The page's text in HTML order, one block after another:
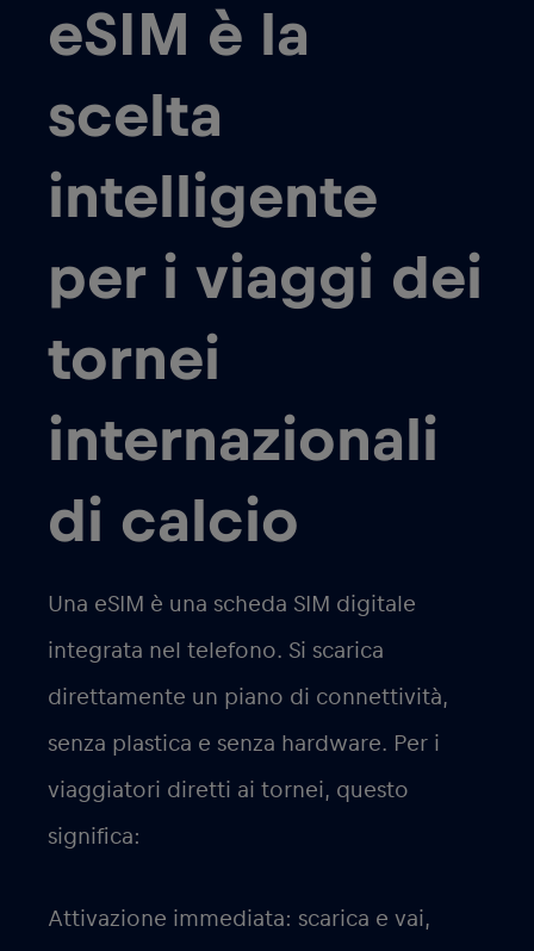
eSIM è la
scelta
intelligente
per i viaggi dei
tornei
internazionali
di calcio
Una eSIM è una scheda SIM digitale
integrata nel telefono. Si scarica
direttamente un piano di connettività,
senza plastica e senza hardware. Per i
viaggiatori diretti ai tornei, questo
significa:
Attivazione immediata: scarica e vai,